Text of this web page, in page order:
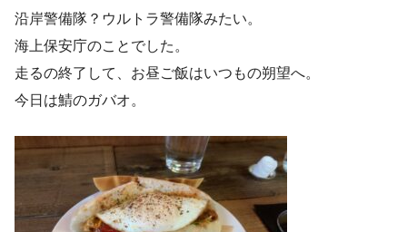
沿岸警備隊？ウルトラ警備隊みたい。
海上保安庁のことでした。
走るの終了して、お昼ご飯はいつもの朔望へ。
今日は鯖のガバオ。